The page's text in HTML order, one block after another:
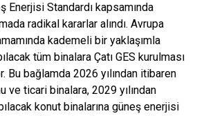
Enerjisi Standardı kapsamında
radikal kararlar alındı. Avrupa
kademeli bir yaklaşımla
tüm binalara Çatı GES kurulması
Bu bağlamda 2026 yılından itibaren
ve ticari binalara, 2029 yılından
konut binalarına güneş enerjisi